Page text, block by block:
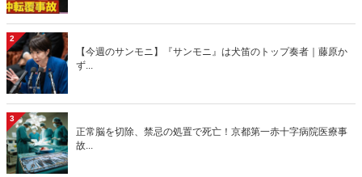
2
【今週のサンモニ】『サンモニ』は犬笛のトップ奏者｜藤原か
ず...
3
正常脳を切除、禁忌の処置で死亡！京都第一赤十字病院医療事
故...